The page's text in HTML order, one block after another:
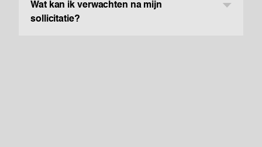
Wat kan ik verwachten na mijn
sollicitatie?